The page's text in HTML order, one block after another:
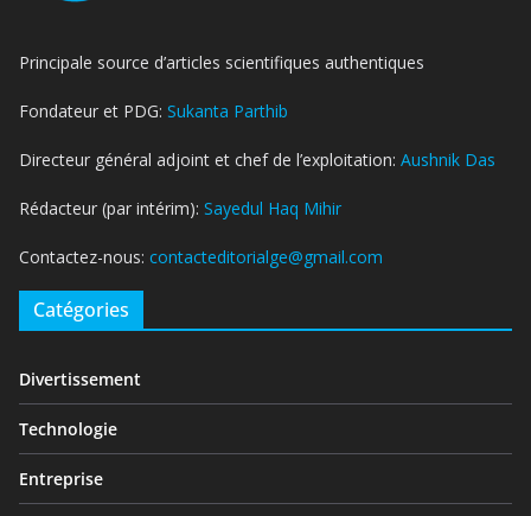
Principale source d’articles scientifiques authentiques
Fondateur et PDG: Sukanta Parthib
Directeur général adjoint et chef de l’exploitation: Aushnik Das
Rédacteur (par intérim): Sayedul Haq Mihir
Contactez-nous: contacteditorialge@gmail.com
Catégories
Divertissement
Technologie
Entreprise